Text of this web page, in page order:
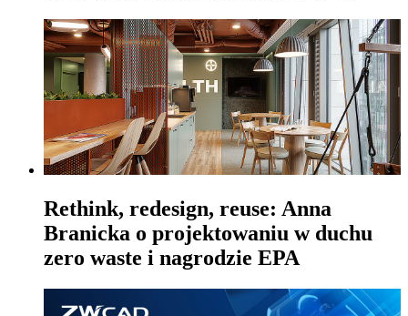
Rethink, redesign, reuse: Anna
Branicka o projektowaniu w duchu
zero waste i nagrodzie EPA